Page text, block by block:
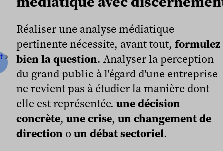
Réaliser une analyse médiatique
pertinente nécessite, avant tout, formulez
bien la question. Analyser la perception
du grand public à l'égard d'une entreprise
ne revient pas à étudier la manière dont
elle est représentée. une décision
concrète, une crise, un changement de
direction o un débat sectoriel.